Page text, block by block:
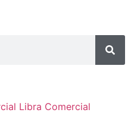
Libra Comercial